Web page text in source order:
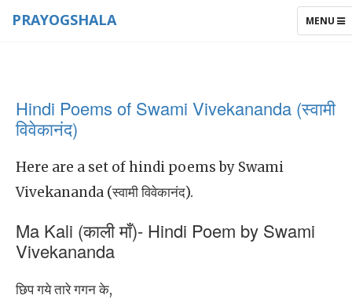
TOGGLE
MENU
PRAYOGSHALA
Hindi Poems of Swami Vivekananda (स्वामी
विवेकानंद)
Here are a set of hindi poems by Swami
Vivekananda (स्वामी विवेकानंद).
Ma Kali (काली माँ)- Hindi Poem by Swami
Vivekananda
छिप गये तारे गगन के,